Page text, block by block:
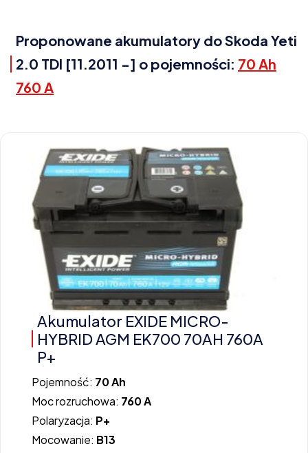
Proponowane akumulatory do Skoda Yeti
2.0 TDI [11.2011 -] o pojemności: 70 Ah
760 A
Akumulator EXIDE MICRO-
HYBRID AGM EK700 70AH 760A
P+
Pojemność: 70 Ah
Moc rozruchowa: 760 A
Polaryzacja: P+
Mocowanie: B13